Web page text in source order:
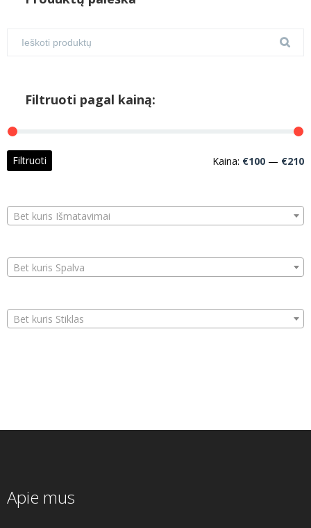
Filtruoti pagal kainą:
Filtruoti Kaina: €100 — €210
Bet kuris Išmatavimai
Bet kuris Spalva
Bet kuris Stiklas
Apie mus